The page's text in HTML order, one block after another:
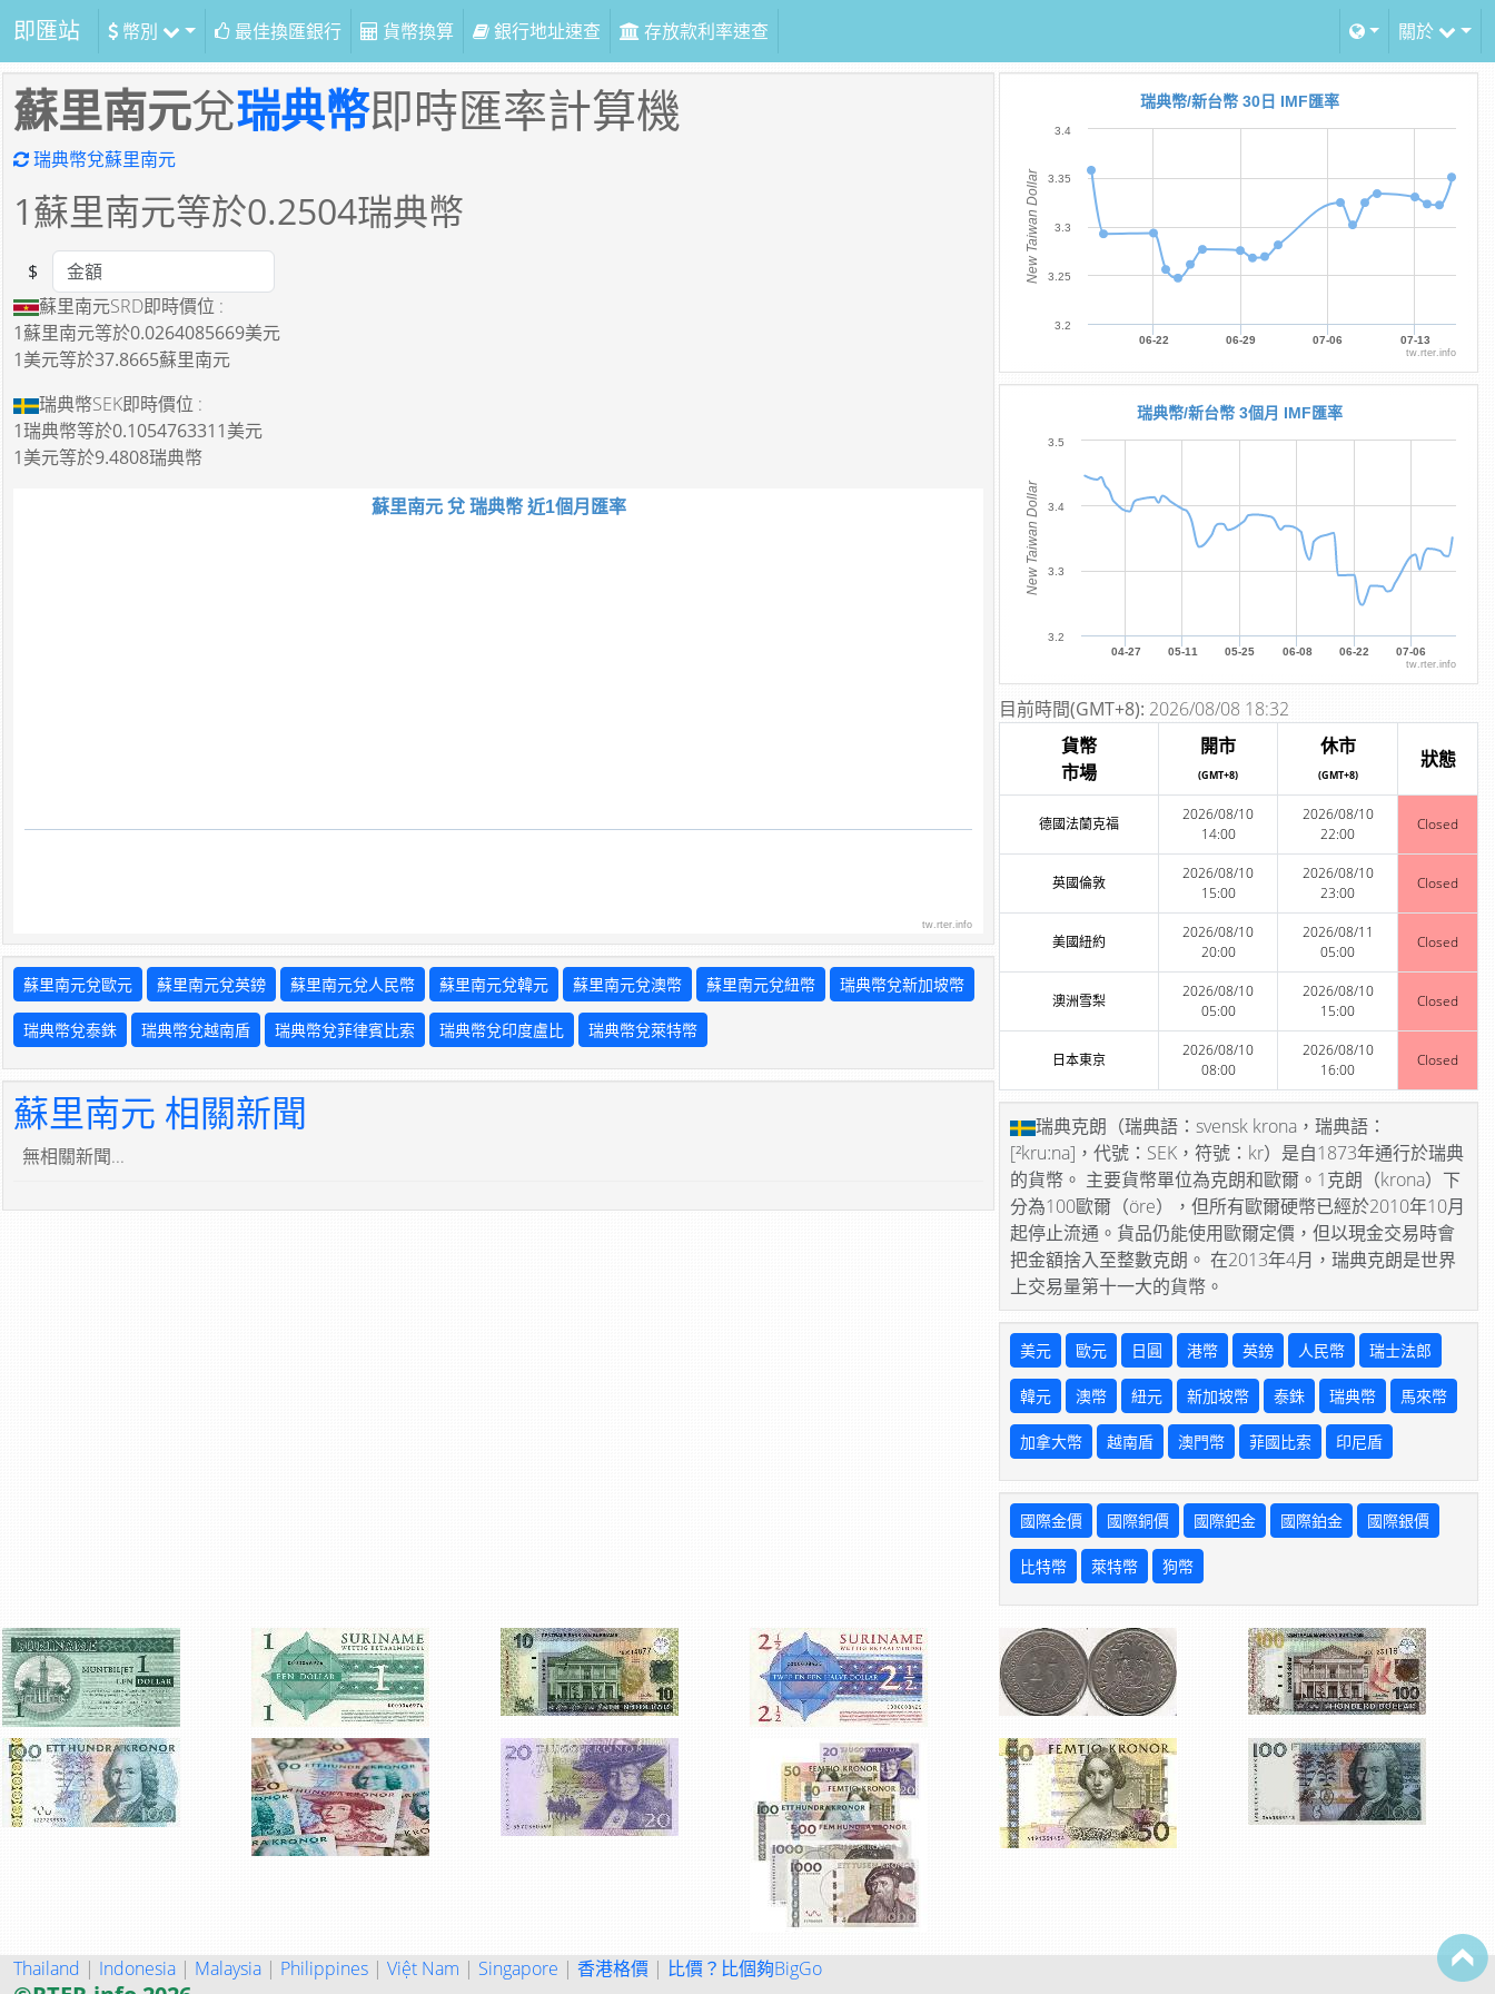
即匯站 幣別 最佳換匯銀行 貨幣換算 銀行地址速查 存放款利率速查 關於
蘇里南元兌瑞典幣即時匯率計算機
瑞典幣兌蘇里南元
1蘇里南元等於0.2504瑞典幣
Amount
$
蘇里南元SRD即時價位 :
1蘇里南元等於0.0264085669美元
1美元等於37.8665蘇里南元
瑞典幣SEK即時價位 :
1瑞典幣等於0.1054763311美元
1美元等於9.4808瑞典幣
蘇里南元 兌 瑞典幣 近1個月匯率
tw.rter.info
蘇里南元兌歐元 蘇里南元兌英鎊 蘇里南元兌人民幣 蘇里南元兌韓元 蘇里南元兌澳幣 蘇里南元兌紐幣 瑞典幣兌新加坡幣
瑞典幣兌泰銖 瑞典幣兌越南盾 瑞典幣兌菲律賓比索 瑞典幣兌印度盧比 瑞典幣兌萊特幣
蘇里南元 相關新聞
無相關新聞...
New Taiwan Dollar
瑞典幣/新台幣 30日 IMF匯率
06-22 06-29 07-06 07-13
3.2
3.25
3.3
3.35
3.4
tw.rter.info
New Taiwan Dollar
瑞典幣/新台幣 3個月 IMF匯率
04-27 05-11 05-25 06-08 06-22 07-06
3.2
3.3
3.4
3.5
tw.rter.info
目前時間(GMT+8): 2026/08/08 18:32
貨幣
市場
開市
(GMT+8)
休市
(GMT+8)
狀態
德國法蘭克福
2026/08/10
14:00
2026/08/10
22:00
Closed
英國倫敦
2026/08/10
15:00
2026/08/10
23:00
Closed
美國紐約
2026/08/10
20:00
2026/08/11
05:00
Closed
澳洲雪梨
2026/08/10
05:00
2026/08/10
15:00
Closed
日本東京
2026/08/10
08:00
2026/08/10
16:00
Closed
瑞典克朗（瑞典語：svensk krona，瑞典語：
[²kruːna]，代號：SEK，符號：kr）是自1873年通行於瑞典
的貨幣。 主要貨幣單位為克朗和歐爾。1克朗（krona）下
分為100歐爾（öre），但所有歐爾硬幣已經於2010年10月
起停止流通。貨品仍能使用歐爾定價，但以現金交易時會
把金額捨入至整數克朗。 在2013年4月，瑞典克朗是世界
上交易量第十一大的貨幣。
美元 歐元 日圓 港幣 英鎊 人民幣 瑞士法郎
韓元 澳幣 紐元 新加坡幣 泰銖 瑞典幣 馬來幣
加拿大幣 越南盾 澳門幣 菲國比索 印尼盾
國際金價 國際銅價 國際鈀金 國際鉑金 國際銀價
比特幣 萊特幣 狗幣
Thailand | Indonesia | Malaysia | Philippines | Việt Nam | Singapore | 香港格價 | 比價？比個夠BigGo